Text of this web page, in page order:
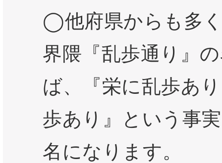
◯他府県からも多
界隈『乱歩通り』
ば、『栄に乱歩あ
歩あり』という事
名になります。